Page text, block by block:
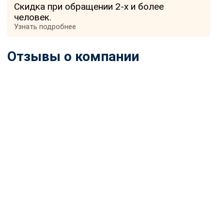
Скидка при обращении 2-х и более
человек.
Узнать подробнее
Отзывы о компании